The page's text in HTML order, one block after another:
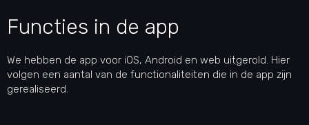
Functies in de app
We hebben de app voor iOS, Android en web uitgerold. Hier
volgen een aantal van de functionaliteiten die in de app zijn
gerealiseerd.